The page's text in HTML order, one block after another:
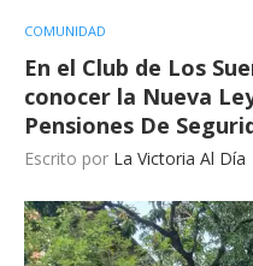
COMUNIDAD
En el Club de Los
conocer la Nueva
Pensiones De
Escrito por La Victoria Al Día